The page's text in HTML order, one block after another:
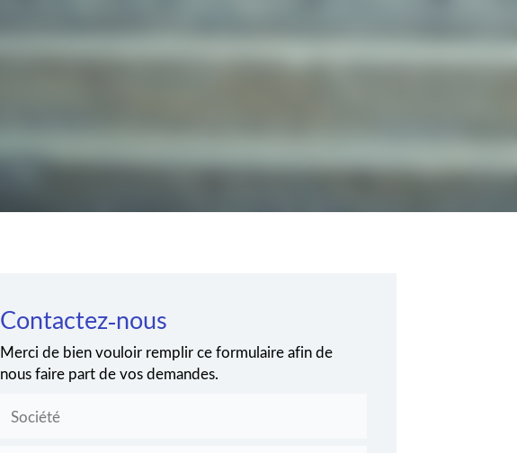
Contactez-nous
Merci de bien vouloir remplir ce formulaire afin de
nous faire part de vos demandes.